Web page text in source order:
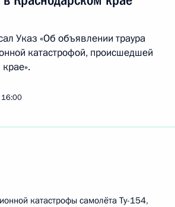
Указ «Об объявлении траура
катастрофой, происшедшей
16:00
катастрофы самолёта Ту-154,